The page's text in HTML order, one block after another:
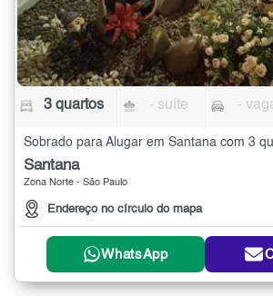
3 quartos - suíte -
Sobrado para Alugar em Santana com 3
Santana
Zona Norte - São Paulo
Endereço no círculo do mapa
WhatsApp